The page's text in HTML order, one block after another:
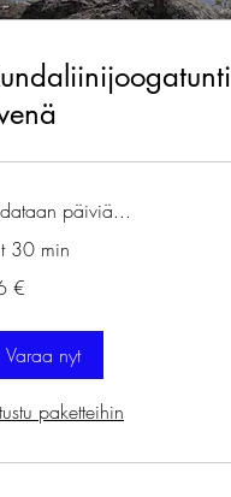
päiviä...
30 min
€
Varaa nyt
paketteihin